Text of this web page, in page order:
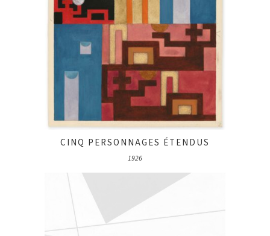
CINQ PERSONNAGES ÉTENDUS
1926